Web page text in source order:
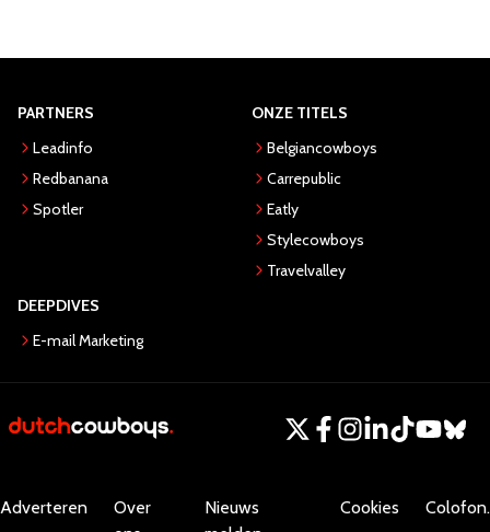
PARTNERS
Leadinfo
Redbanana
Spotler
ONZE TITELS
Belgiancowboys
Carrepublic
Eatly
Stylecowboys
Travelvalley
DEEPDIVES
E-mail Marketing
Adverteren
Over
Nieuws
Cookies Colofon.